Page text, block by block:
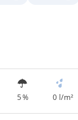
5 % 0 l/m²